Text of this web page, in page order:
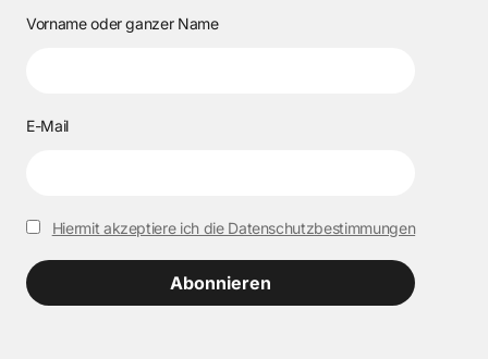
Vorname oder ganzer Name
E-Mail
Hiermit akzeptiere ich die Datenschutzbestimmungen